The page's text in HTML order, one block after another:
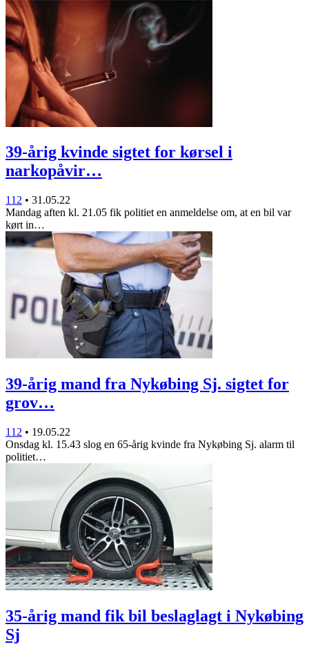
39-årig kvinde sigtet for kørsel i
narkopåvir…
112 • 31.05.22
Mandag aften kl. 21.05 fik politiet en anmeldelse om, at en bil var
kørt in…
39-årig mand fra Nykøbing Sj. sigtet for
grov…
112 • 19.05.22
Onsdag kl. 15.43 slog en 65-årig kvinde fra Nykøbing Sj. alarm til
politiet…
35-årig mand fik bil beslaglagt i Nykøbing
Sj